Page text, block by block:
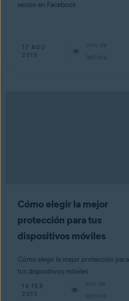
sesión en Facebook
17 AGO
2015
min de
lectura
Cómo elegir la mejor
protección para tus
dispositivos móviles
Cómo elegir la mejor protección para
tus dispositivos móviles
18 FEB
2015
min de
lectura